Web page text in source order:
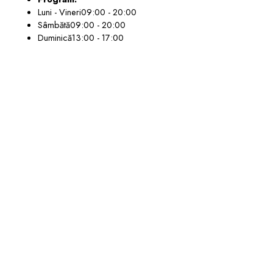
Luni - Vineri09:00 - 20:00
Sâmbătă09:00 - 20:00
Duminică13:00 - 17:00